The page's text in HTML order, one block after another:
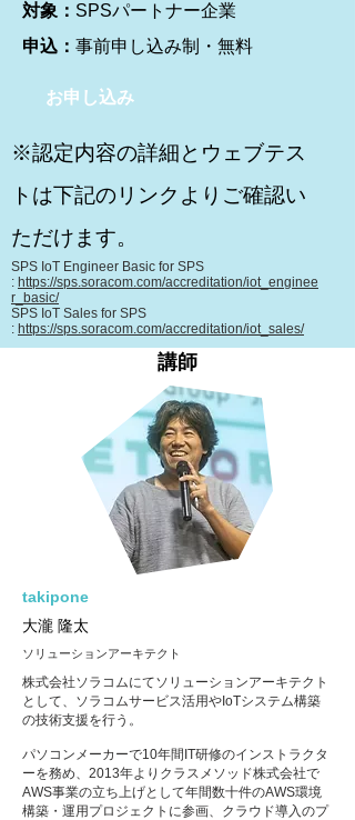
対象： SPSパートナー企業
申込： 事前申し込み制・無料
お申し込み
※認定内容の詳細とウェブテス
トは下記のリンクよりご確認い
ただけます。
SPS IoT Engineer Basic for SPS
: https://sps.soracom.com/accreditation/iot_enginee
r_basic/
SPS IoT Sales for SPS
: https://sps.soracom.com/accreditation/iot_sales/
講師
takipone
大瀧 隆太
​ソリューションアーキテクト
株式会社ソラコムにてソリューションアーキテクト
として、ソラコムサービス活用やIoTシステム構築
の技術支援を行う。
パソコンメーカーで10年間IT研修のインストラクタ
ーを務め、2013年よりクラスメソッド株式会社で
AWS事業の立ち上げとして年間数十件のAWS環境
構築・運用プロジェクトに参画、クラウド導入のプ